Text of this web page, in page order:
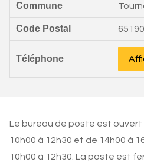
Commune
Code Postal 65190
Téléphone
Le bureau de poste est ouvert
10h00 à 12h30 et de 14h00 à
10h00 à 12h30. La poste est